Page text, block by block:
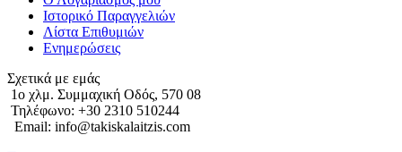
Ιστορικό Παραγγελιών
Λίστα Επιθυμιών
Ενημερώσεις
Σχετικά με εμάς
1o χλμ. Συμμαχική Οδός, 570 08
Τηλέφωνο: +30 2310 510244
Email: info@takiskalaitzis.com